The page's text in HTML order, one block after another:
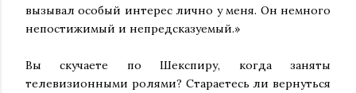
вызывал особый интерес лично у меня. Он немного
непостижимый и непредсказуемый.»
Вы скучаете по Шекспиру, когда заняты
телевизионными ролями? Стараетесь ли вернуться